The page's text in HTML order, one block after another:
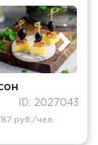
ID: 2027043
руб./чел.